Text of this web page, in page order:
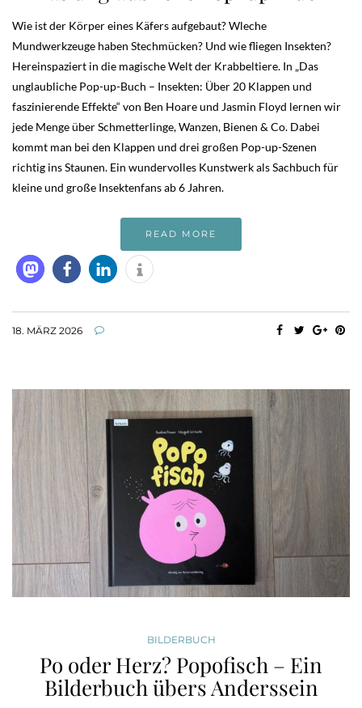
Wie ist der Körper eines Käfers aufgebaut? Wleche
Mundwerkzeuge haben Stechmücken? Und wie fliegen Insekten?
Hereinspaziert in die magische Welt der Krabbeltiere. In „Das
unglaubliche Pop-up-Buch – Insekten: Über 20 Klappen und
faszinierende Effekte“ von Ben Hoare und Jasmin Floyd lernen wir
jede Menge über Schmetterlinge, Wanzen, Bienen & Co. Dabei
kommt man bei den Klappen und drei großen Pop-up-Szenen
richtig ins Staunen. Ein wundervolles Kunstwerk als Sachbuch für
kleine und große Insektenfans ab 6 Jahren.
READ MORE
18. MÄRZ 2026
BILDERBUCH
Po oder Herz? Popofisch – Ein
Bilderbuch übers Anderssein